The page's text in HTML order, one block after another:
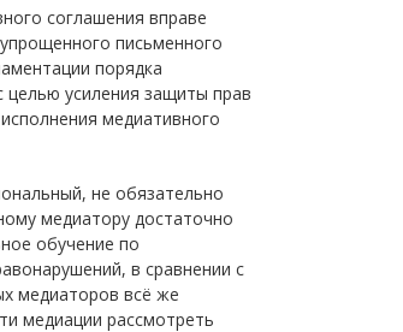
соглашения вправе
письменного
порядка
целью усиления защиты прав
медиативного
не обязательно
медиатору достаточно
обучение по
в сравнении с
медиаторов всё же
медиации рассмотреть